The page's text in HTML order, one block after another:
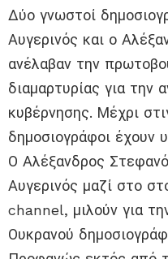
Δύο γνωστοί
Αυγερινός και ο
ανέλαβαν την
διαμαρτυρίας για την
κυβέρνησης. Μέχρι
δημοσιογράφοι έχουν
Ο Αλέξανδρος
Αυγερινός μαζί στο
channel, μιλούν για
Ουκρανού